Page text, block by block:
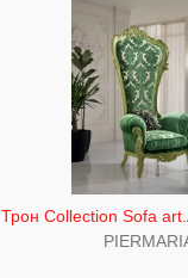
Трон Collection Sofa